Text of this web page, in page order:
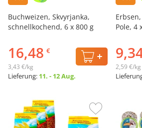
Buchweizen, Skvyrjanka,
schnellkochend, 6 х 800 g
16,48 €
3,43 €/kg
Lieferung: 11. - 12 Aug.
Pole, 4
2,59 €/kg